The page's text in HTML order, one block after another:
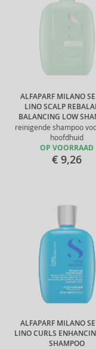
ALFAPARF MILANO
LINO SCALP
BALANCING LOW
reinigende shampoo
hoofdhuid
OP VOORRAAD
€ 9,26
ALFAPARF MILANO
LINO CURLS
SHAMPOO